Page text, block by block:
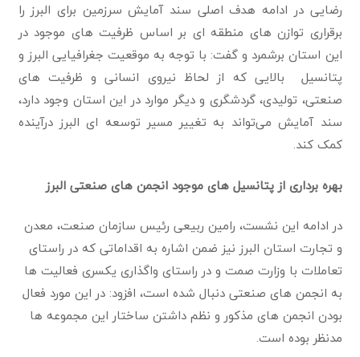
رضایی در ادامه هدف اصلی سند آمایش سرزمین برای البرز را
برقراری توازن های منطقه ای بر اساس ظرفیت های موجود در
این استان برشمرد و گفت: با توجه به موقعیت جغرافیایی البرز و
پتانسیل بالایی که از لحاظ نیروی انسانی و ظرفیت های
صنعتی، تولیدی، گردشگری و دیگر موارد در این استان وجود دارد،
سند آمایش می‌تواند به تغییر مسیر توسعه ای البرز درآینده
کمک کند.
بهره برداری از پتانسیل های موجود انجمن های صنعتی البرز
در ادامه این نشست، رامین ربیعی رئیس سازمان صنعت، معدن
و تجارت استان البرز نیز ضمن اشاره به اقداماتی که در راستای
تعاملات با وزارت صمت و در راستای واگذاری یکسری فعالیت ها
به انجمن های صنعتی دنبال شده است، افزود: در این مورد فعال
بودن انجمن های مذکور و نظم داشتن ساختار این مجموعه ها
مدنظر بوده است.